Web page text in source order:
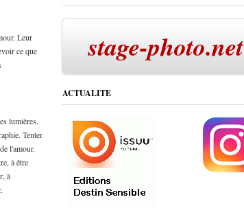
Leur
ce que
lumières.
Tenter
l'amour.
à être
à
stage-photo.net
ACTUALITE